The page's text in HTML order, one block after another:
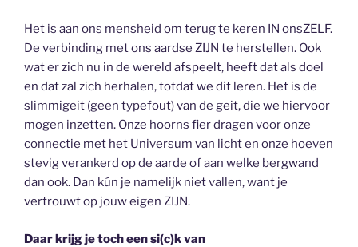
Het is aan ons mensheid om terug te keren IN onsZELF.
De verbinding met ons aardse ZIJN te herstellen. Ook
wat er zich nu in de wereld afspeelt, heeft dat als doel
en dat zal zich herhalen, totdat we dit leren. Het is de
slimmigeit (geen typefout) van de geit, die we hiervoor
mogen inzetten. Onze hoorns fier dragen voor onze
connectie met het Universum van licht en onze hoeven
stevig verankerd op de aarde of aan welke bergwand
dan ook. Dan kún je namelijk niet vallen, want je
vertrouwt op jouw eigen ZIJN.
Daar krijg je toch een si(c)k van